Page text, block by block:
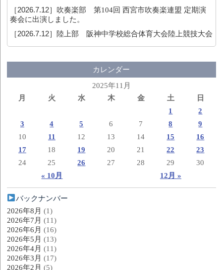
［2026.7.12］ 吹奏楽部 第104回 西宮市吹奏楽連盟 定期演
奏会に出演しました。
［2026.7.12］ 陸上部 阪神中学校総合体育大会陸上競技大会
カレンダー
2025年11月
月
火 水 木 金 土 日
« 10月 12月 »
1
2
3
4 5 6 7 8
9
10
11 12 13 14 15
16
17
18 19 20 21 22
23
24
25 26 27 28 29 30
バックナンバー
2026年8月 (1)
2026年7月 (11)
2026年6月 (16)
2026年5月 (13)
2026年4月 (11)
2026年3月 (17)
2026年2月 (5)